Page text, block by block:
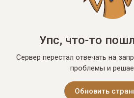
Упс, что-то
Сервер перестал отвечать на
проблемы и
Обновить